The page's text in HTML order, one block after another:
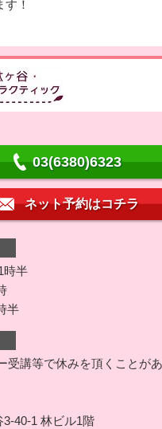
！
03(6380)6323
ネット予約はコチラ
時半
半
受講等で休みを頂くことが
40-1 林ビル1階